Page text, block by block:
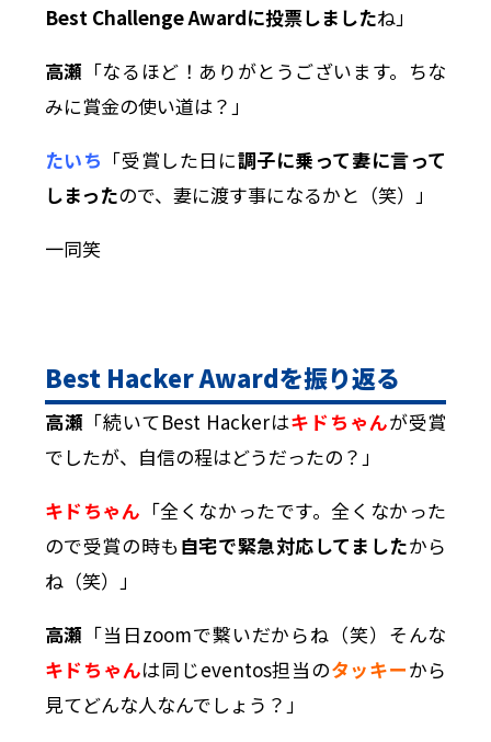
Best Challenge Awardに投票しましたね」
高瀬 「なるほど！ありがとうございます。ちな
みに賞金の使い道は？」
たいち 「受賞した日に調子に乗って妻に言って
しまったので、妻に渡す事になるかと（笑）」
一同笑
Best Hacker Awardを振り返る
高瀬 「続いてBest Hackerはキドちゃんが受賞
でしたが、自信の程はどうだったの？」
キドちゃん 「全くなかったです。全くなかった
ので受賞の時も自宅で緊急対応してましたから
ね（笑）」
高瀬 「当日zoomで繋いだからね（笑）そんな
キドちゃんは同じeventos担当のタッキーから
見てどんな人なんでしょう？」